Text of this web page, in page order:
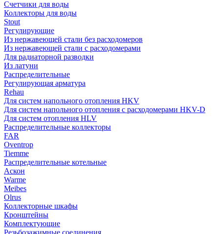
Счетчики для воды
Коллекторы для воды
Stout
Регулирующие
Из нержавеющей стали без расходомеров
Из нержавеющей стали с расходомерами
Для радиаторной разводки
Из латуни
Распределительные
Регулирующая арматура
Rehau
Для систем напольного отопления HKV
Для систем напольного отопления с расходомерами HKV-D
Для систем отопления HLV
Распределительные коллекторы
FAR
Oventrop
Tiemme
Распределительные котельные
Аскон
Warme
Meibes
Olrus
Коллекторные шкафы
Кронштейны
Комплектующие
Резьбозажимные соединения